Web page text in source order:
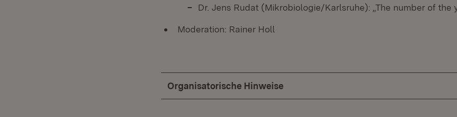
Dr. Jens Rudat (Mikrobiologie/Karlsruhe): „The number of the
Moderation: Rainer Holl
Organisatorische Hinweise